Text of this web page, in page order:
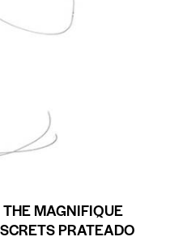
MAGNIFIQUE
PRATEADO